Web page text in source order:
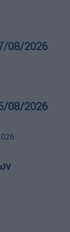
08/2026
08/2026